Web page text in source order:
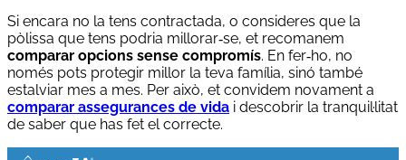
Si encara no la tens contractada, o consideres que la
pòlissa que tens podria millorar‑se, et recomanem
comparar opcions sense compromís. En fer‑ho, no
només pots protegir millor la teva família, sinó també
estalviar mes a mes. Per això, et convidem novament a
comparar assegurances de vida i descobrir la tranquil·litat
de saber que has fet el correcte.